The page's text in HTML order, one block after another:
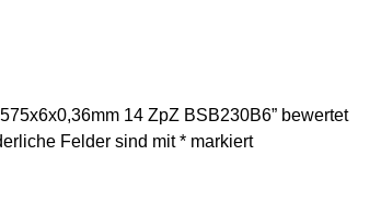
14 ZpZ BSB230B6” bewertet
Felder sind mit* markiert